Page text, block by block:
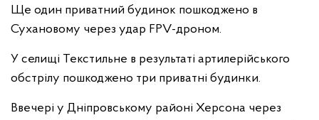
Ще один приватний будинок пошкоджено в
Сухановому через удар FPV-дроном.
У селищі Текстильне в результаті артилерійського
обстрілу пошкоджено три приватні будинки.
Ввечері у Дніпровському районі Херсона через